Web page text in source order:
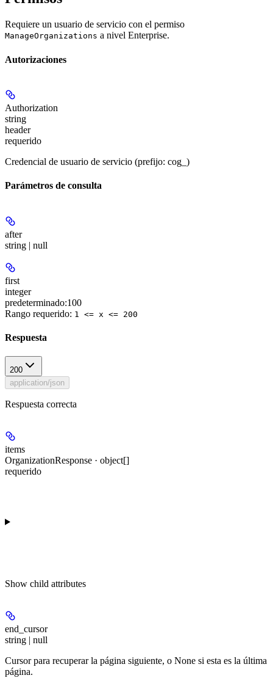
Requiere un usuario de servicio con el permiso
ManageOrganizations a nivel Enterprise.
Autorizaciones
Authorization
string
header
requerido
Credencial de usuario de servicio (prefijo: cog_)
Parámetros de consulta
after
string | null
first
integer
predeterminado:100
Rango requerido: 1 <= x <= 200
Respuesta
200
application/json
Respuesta correcta
items
OrganizationResponse · object[]
requerido
Show child attributes
end_cursor
string | null
Cursor para recuperar la página siguiente, o None si esta es la última
página.